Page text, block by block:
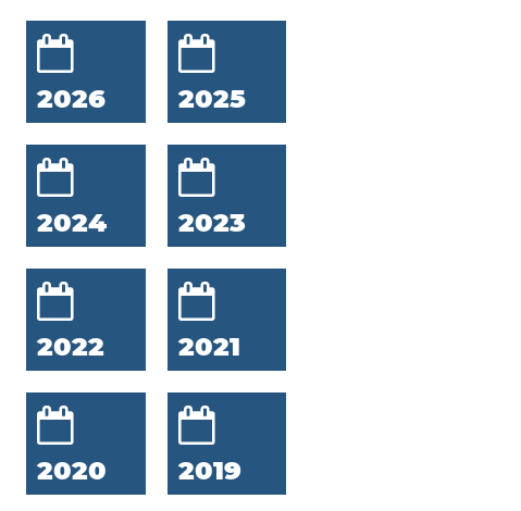
2026 2025
2024 2023
2022 2021
2020 2019